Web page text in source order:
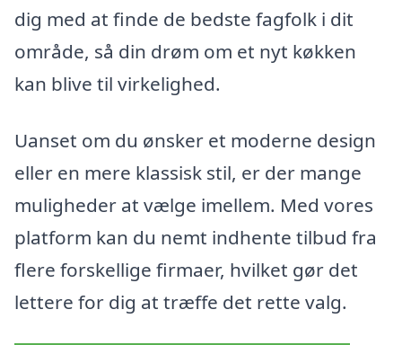
dig med at finde de bedste fagfolk i dit
område, så din drøm om et nyt køkken
kan blive til virkelighed.
Uanset om du ønsker et moderne design
eller en mere klassisk stil, er der mange
muligheder at vælge imellem. Med vores
platform kan du nemt indhente tilbud fra
flere forskellige firmaer, hvilket gør det
lettere for dig at træffe det rette valg.